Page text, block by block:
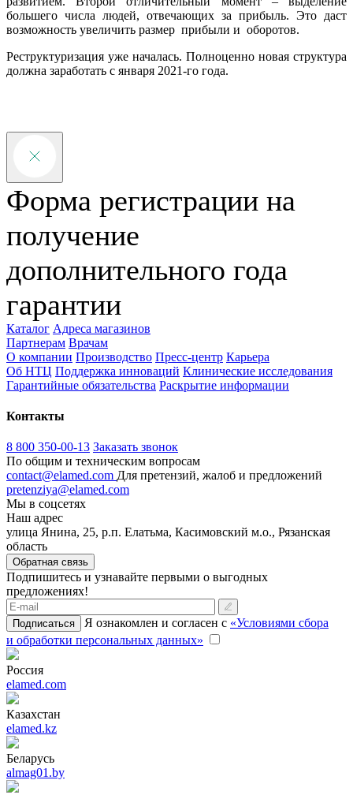
большего числа людей, отвечающих за прибыль. Это даст
возможность увеличить размер прибыли и оборотов.
Реструктуризация уже началась. Полноценно новая структура
должна заработать с января 2021-го года.
Форма регистрации на
получение
дополнительного года
гарантии
Каталог Адреса магазинов
Партнерам Врачам
О компании Производство Пресс-центр Карьера
Об НТЦ Поддержка инноваций Клинические исследования
Гарантийные обязательства Раскрытие информации
Контакты
8 800 350-00-13 Заказать звонок
По общим и техническим вопросам
contact@elamed.com Для претензий, жалоб и предложений
pretenziya@elamed.com
Мы в соцсетях
Наш адрес
улица Янина, 25, р.п. Елатьма, Касимовский м.о., Рязанская
область
Обратная связь
Подпишитесь и узнавайте первыми о выгодных
предложениях!
Подписаться Я ознакомлен и согласен с «Условиями сбора
и обработки персональных данных»
Россия
elamed.com
Казахстан
elamed.kz
Беларусь
almag01.by